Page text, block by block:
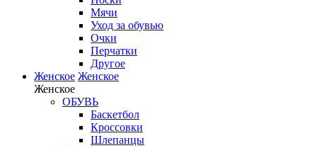
Мячи
Уход за обувью
Очки
Перчатки
Другое
Женское Женское
Женское
ОБУВЬ
Баскетбол
Кроссовки
Шлепанцы